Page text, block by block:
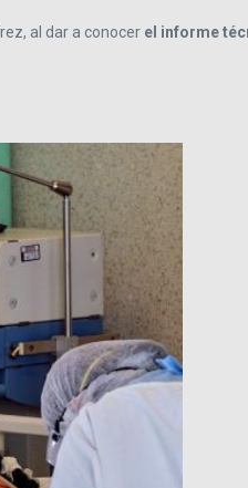
al dar a conocer el informe